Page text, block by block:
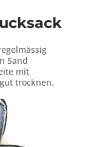
Sand
mit
trocknen.